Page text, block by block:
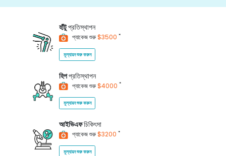
হাঁটুপ্রতিস্থাপন
প্যাকেজ শুরু$3500 *
মূল্যায়ন শুরু করুন
হিপপ্রতিস্থাপন
প্যাকেজ শুরু$4000 *
মূল্যায়ন শুরু করুন
আইভিএফচিকিৎসা
প্যাকেজ শুরু$3200 *
মূল্যায়ন শুরু করুন